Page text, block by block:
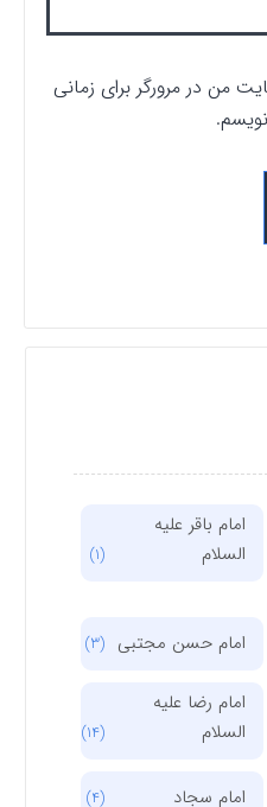
امام باقر علیه
السلام
امام حسن مجتبی (3)
امام رضا علیه
السلام
امام سجاد
من در مرورگر برای زمانی